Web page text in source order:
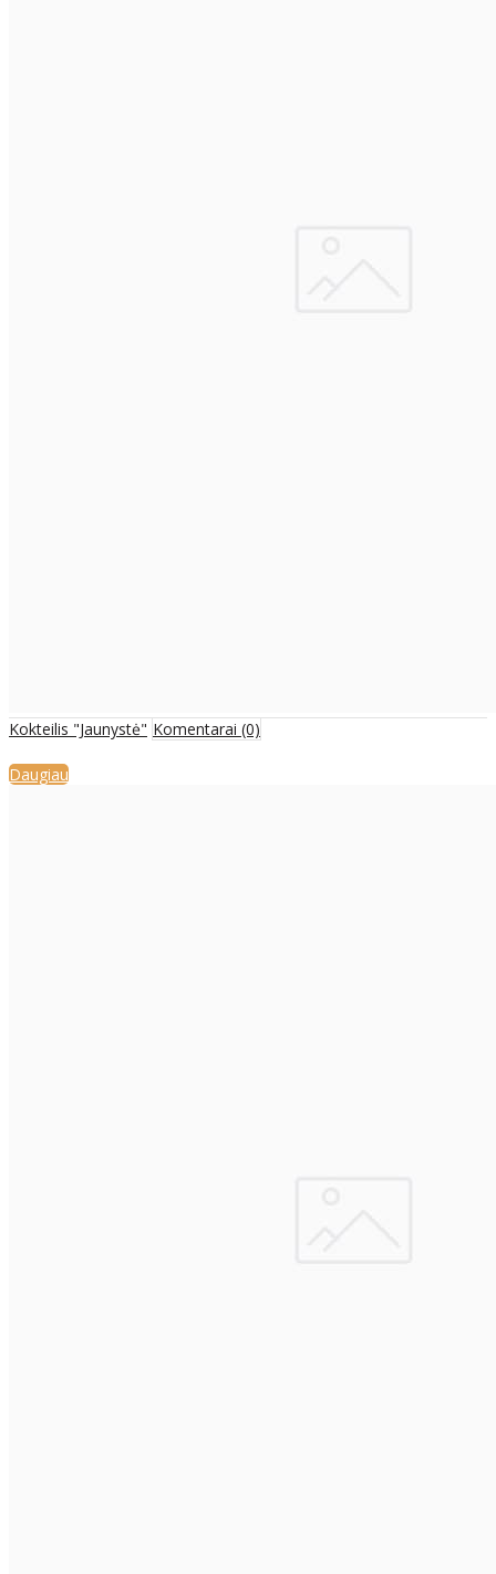
Kokteilis "Jaunystė" Komentarai (0)
Daugiau